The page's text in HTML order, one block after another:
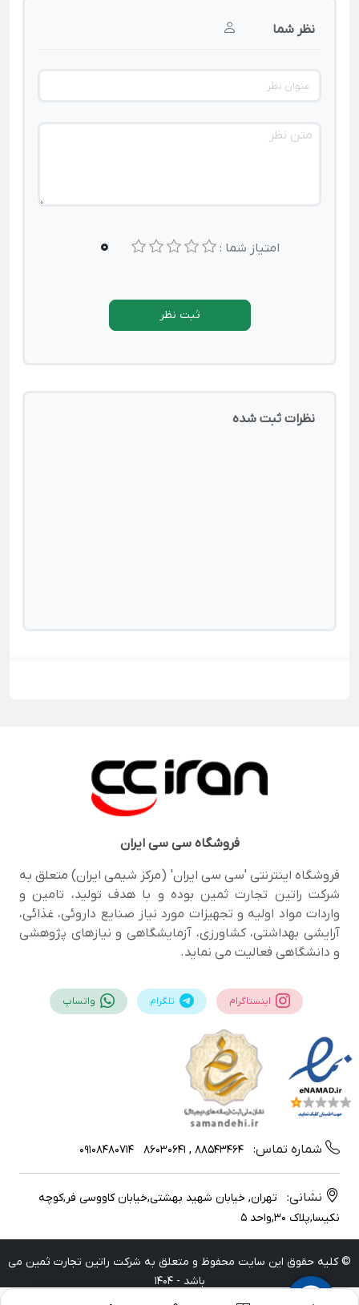
نظر شما
امتیاز شما : 0
ثبت نظر
نظرات ثبت شده
فروشگاهسی سی ایران
فروشگاه اینترنتی 'سی سی ایران' (مرکز شیمی ایران) متعلق به
شرکت راتین تجارت ثمین بوده و با هدف تولید، تامین و
واردات مواد اولیه و تجهیزات مورد نیاز صنایع داروئی، غذائی،
آرایشی بهداشتی، کشاورزی، آزمایشگاهی و نیازهای پژوهشی
و دانشگاهی فعالیت می نماید.
اینستاگرام تلگرام واتساپ
شماره تماس: 88543464 , 86030641
09108480714
نشانی:
تهران, خیابان شهید بهشتی,خیابان کاووسی فر,کوچه
نکیسا,پلاک 30,واحد 5
© کلیه حقوق این سایت محفوظ و متعلق به شرکت راتین تجارت ثمین می
باشد - 1404